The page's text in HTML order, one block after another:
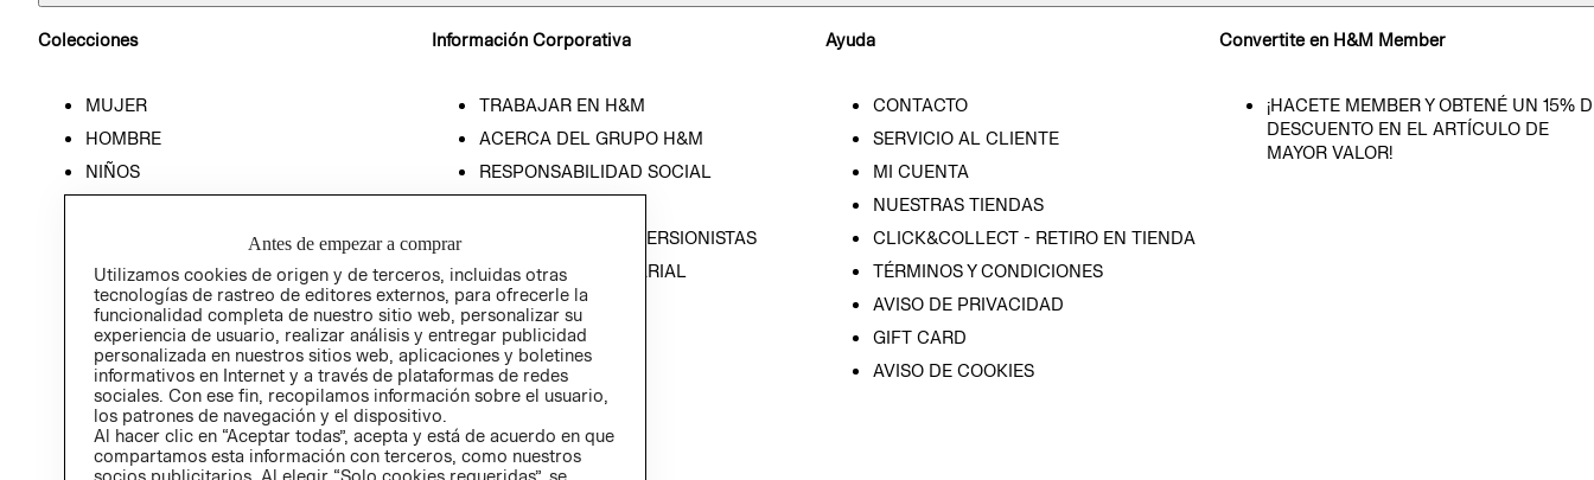
Colecciones
MUJER
HOMBRE
NIÑOS
Información Corporativa
TRABAJAR EN H&M
ACERCA DEL GRUPO H&M
RESPONSABILIDAD SOCIAL
RELACIÓN CON INVERSIONISTAS
POLÍTICA EMPRESARIAL
Ayuda
CONTACTO
SERVICIO AL CLIENTE
MI CUENTA
NUESTRAS TIENDAS
CLICK&COLLECT - RETIRO EN TIENDA
TÉRMINOS Y CONDICIONES
AVISO DE PRIVACIDAD
GIFT CARD
AVISO DE COOKIES
Convertite en H&M Member
¡HACETE MEMBER Y OBTENÉ UN 15%
DESCUENTO EN EL ARTÍCULO DE
MAYOR VALOR!
Antes de empezar a comprar
Utilizamos cookies de origen y de terceros, incluidas otras
tecnologías de rastreo de editores externos, para ofrecerle la
funcionalidad completa de nuestro sitio web, personalizar su
experiencia de usuario, realizar análisis y entregar publicidad
personalizada en nuestros sitios web, aplicaciones y boletines
informativos en Internet y a través de plataformas de redes
sociales. Con ese fin, recopilamos información sobre el usuario,
los patrones de navegación y el dispositivo.
Al hacer clic en “Aceptar todas”, acepta y está de acuerdo en que
compartamos esta información con terceros, como nuestros